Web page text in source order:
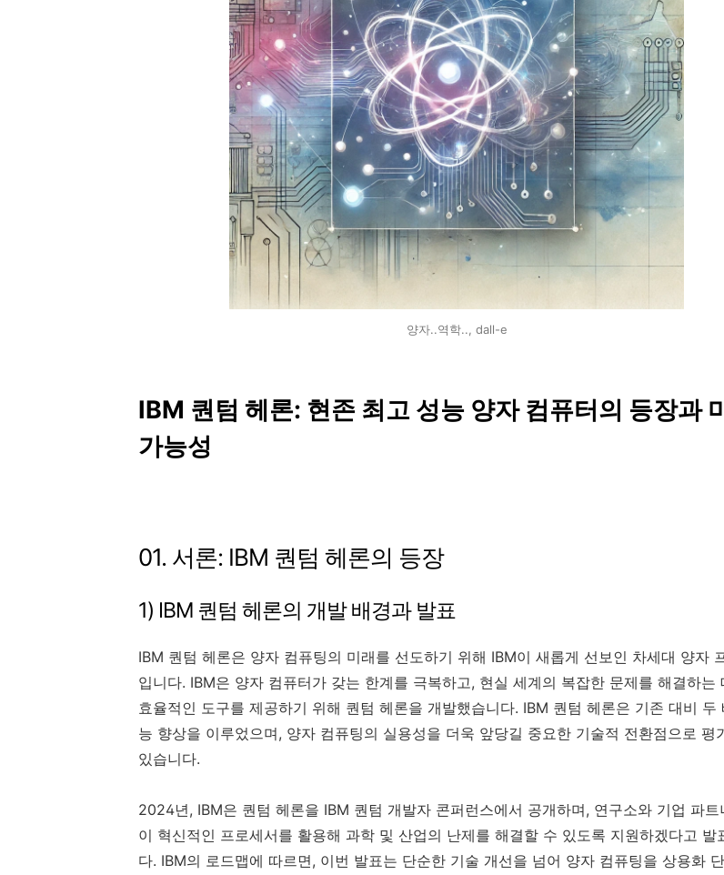
양자..역학.., dall-e
IBM 퀀텀 헤론: 현존 최고 성능 양자 컴퓨터의 등장과
가능성
01. 서론: IBM 퀀텀 헤론의 등장
1) IBM 퀀텀 헤론의 개발 배경과 발표
IBM 퀀텀 헤론은 양자 컴퓨팅의 미래를 선도하기 위해 IBM이 새롭게 선보인 차세대 양자
입니다. IBM은 양자 컴퓨터가 갖는 한계를 극복하고, 현실 세계의 복잡한 문제를 해결하는
효율적인 도구를 제공하기 위해 퀀텀 헤론을 개발했습니다. IBM 퀀텀 헤론은 기존 대비 두
능 향상을 이루었으며, 양자 컴퓨팅의 실용성을 더욱 앞당길 중요한 기술적 전환점으로 평
있습니다.
2024년, IBM은 퀀텀 헤론을 IBM 퀀텀 개발자 콘퍼런스에서 공개하며, 연구소와 기업 파트
이 혁신적인 프로세서를 활용해 과학 및 산업의 난제를 해결할 수 있도록 지원하겠다고 발
다. IBM의 로드맵에 따르면, 이번 발표는 단순한 기술 개선을 넘어 양자 컴퓨팅을 상용화